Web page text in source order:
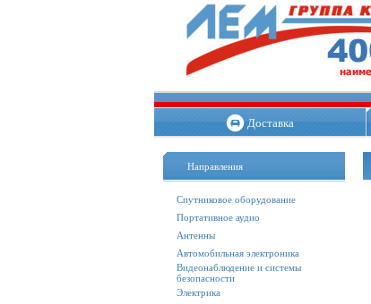
Доставка
Направления
Спутниковое оборудование
Портативное аудио
Антенны
Автомобильная электроника
Видеонаблюдение и системы
безопасности
Электрика